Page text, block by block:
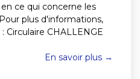
ce qui concerne les
plus d'informations,
Circulaire CHALLENGE
En savoir plus →